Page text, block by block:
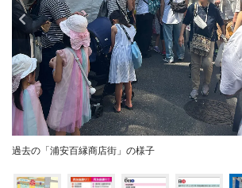
過去の「浦安百縁商店街」の様子